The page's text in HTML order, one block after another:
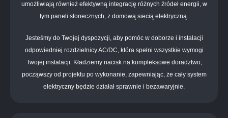
umożliwiają również efektywną integrację różnych źródeł energii, w
tym paneli słonecznych, z domową siecią elektryczną.
Jesteśmy do Twojej dyspozycji, aby pomóc w doborze i instalacji
odpowiedniej rozdzielnicy AC/DC, która spełni wszystkie wymogi
Twojej instalacji. Kładziemy nacisk na kompleksowe doradztwo,
począwszy od projektu po wykonanie, zapewniając, że cały system
elektryczny będzie działał sprawnie i bezawaryjnie.